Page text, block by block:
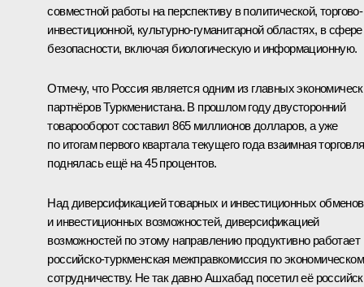
совместной работы на перспективу в политической, торгово-
инвестиционной, культурно-гуманитарной областях, в сфере
безопасности, включая биологическую и информационную.
Отмечу, что Россия является одним из главных
партнёров Туркменистана. В прошлом году двусторонний
товарооборот составил 865 миллионов долларов, а уже
по итогам первого квартала текущего года взаимная торговля
поднялась ещё на 45 процентов.
Над диверсификацией товарных и инвестиционных обменов
и инвестиционных возможностей, диверсификацией
возможностей по этому направлению продуктивно работает
российско-туркменская межправкомиссия по
сотрудничеству. Не так давно Ашхабад посетил её